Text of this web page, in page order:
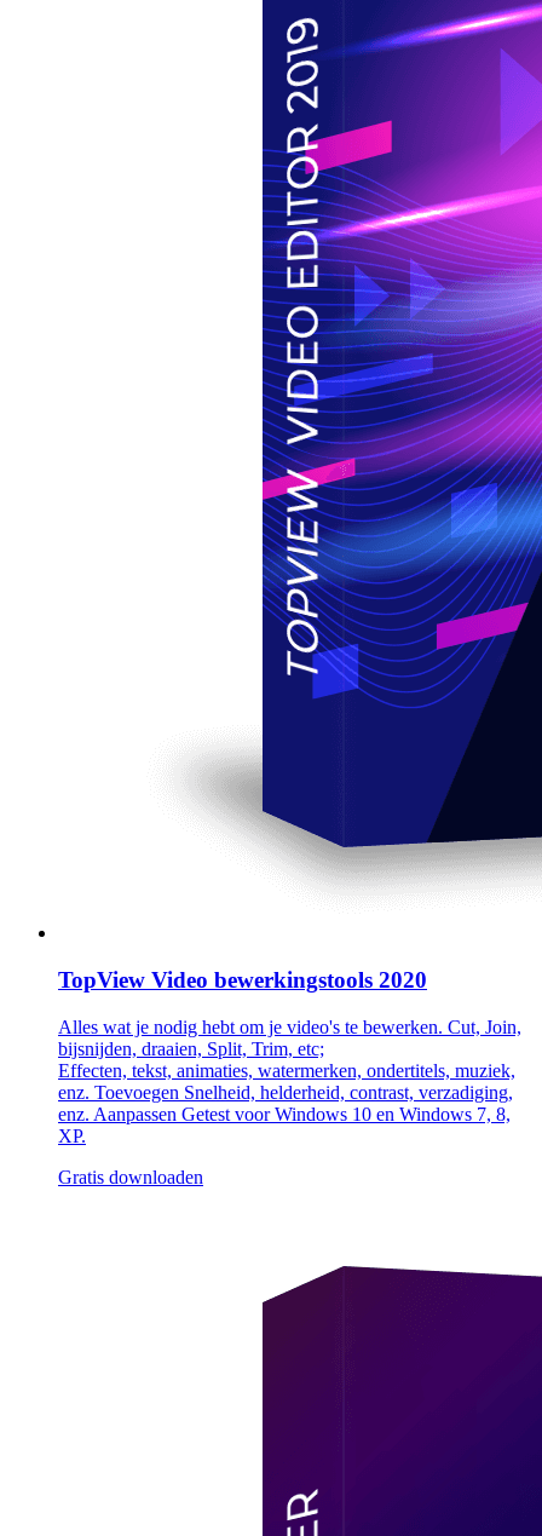
TopView Video bewerkingstools 2020
Alles wat je nodig hebt om je video's te bewerken. Cut, Join,
bijsnijden, draaien, Split, Trim, etc;
Effecten, tekst, animaties, watermerken, ondertitels, muziek,
enz. Toevoegen Snelheid, helderheid, contrast, verzadiging,
enz. Aanpassen Getest voor Windows 10 en Windows 7, 8,
XP.
Gratis downloaden